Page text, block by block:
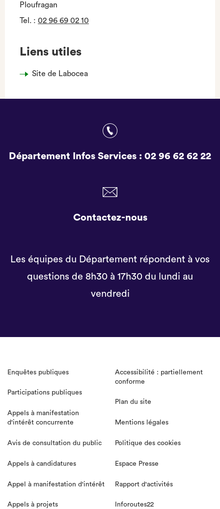
Ploufragan
Tel. : 02 96 69 02 10
Liens utiles
Site de Labocea
Département Infos Services : 02 96 62 62 22
Contactez-nous
Les équipes du Département répondent à vos
questions de 8h30 à 17h30 du lundi au
vendredi
Enquêtes publiques
Participations publiques
Appels à manifestation
d'intérêt concurrente
Avis de consultation du public
Appels à candidatures
Appel à manifestation d'intérêt
Appels à projets
Accessibilité : partiellement
conforme
Plan du site
Mentions légales
Politique des cookies
Espace Presse
Rapport d'activités
Inforoutes22